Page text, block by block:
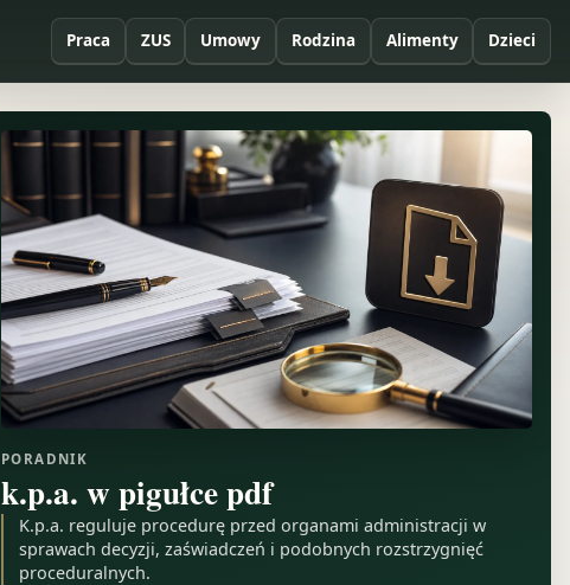
Praca ZUS Umowy Rodzina Alimenty Dzieci
PORADNIK
k.p.a. w pigułce pdf
K.p.a. reguluje procedurę przed organami administracji w
sprawach decyzji, zaświadczeń i podobnych rozstrzygnięć
proceduralnych.